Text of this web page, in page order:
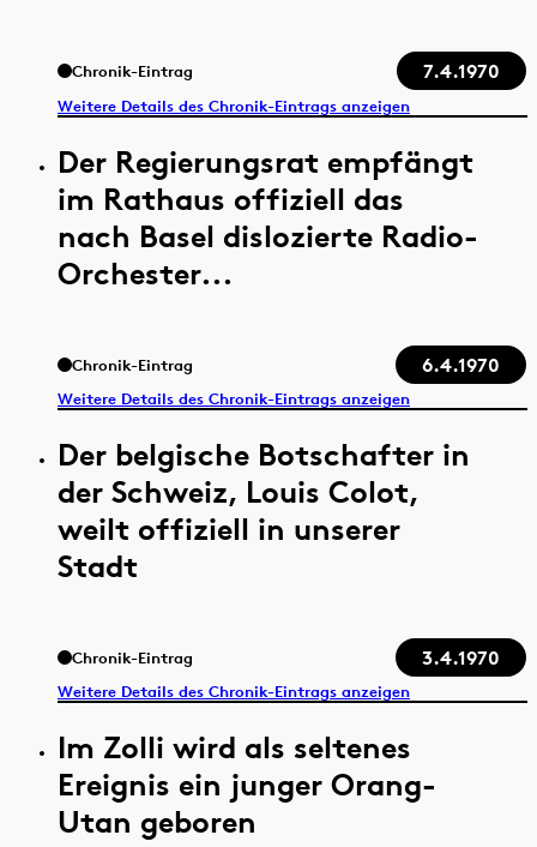
Chronik-Eintrag 7.4.1970
Weitere Details des Chronik-Eintrags anzeigen
Der Regierungsrat empfängt
im Rathaus offiziell das
nach Basel dislozierte Radio-
Orchester...
Chronik-Eintrag 6.4.1970
Weitere Details des Chronik-Eintrags anzeigen
Der belgische Botschafter in
der Schweiz, Louis Colot,
weilt offiziell in unserer
Stadt
Chronik-Eintrag 3.4.1970
Weitere Details des Chronik-Eintrags anzeigen
Im Zolli wird als seltenes
Ereignis ein junger Orang-
Utan geboren